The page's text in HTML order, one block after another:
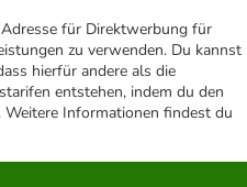
für Direktwerbung für
zu verwenden. Du kannst
hierfür andere als die
entstehen, indem du den
Informationen findest du